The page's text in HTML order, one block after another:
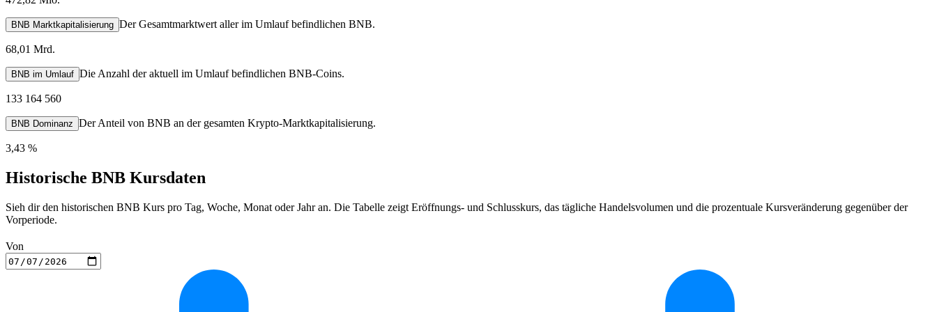
BNB Marktkapitalisierung Der Gesamtmarktwert aller im Umlauf befindlichen BNB.
68,01 Mrd.
BNB im Umlauf Die Anzahl der aktuell im Umlauf befindlichen BNB-Coins.
133 164 560
BNB Dominanz Der Anteil von BNB an der gesamten Krypto-Marktkapitalisierung.
3,43 %
Historische BNB Kursdaten
Sieh dir den historischen BNB Kurs pro Tag, Woche, Monat oder Jahr an. Die Tabelle zeigt Eröffnungs- und Schlusskurs, das tägliche Handelsvolumen und die prozentuale Kursveränderung gegenüber der
Vorperiode.
Von